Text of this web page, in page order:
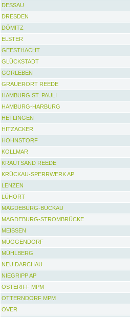
DESSAU
DRESDEN
DÖMITZ
ELSTER
GEESTHACHT
GLÜCKSTADT
GORLEBEN
GRAUERORT REEDE
HAMBURG ST. PAULI
HAMBURG-HARBURG
HETLINGEN
HITZACKER
HOHNSTORF
KOLLMAR
KRAUTSAND REEDE
KRÜCKAU-SPERRWERK AP
LENZEN
LÜHORT
MAGDEBURG-BUCKAU
MAGDEBURG-STROMBRÜCKE
MEISSEN
MÜGGENDORF
MÜHLBERG
NEU DARCHAU
NIEGRIPP AP
OSTERIFF MPM
OTTERNDORF MPM
OVER